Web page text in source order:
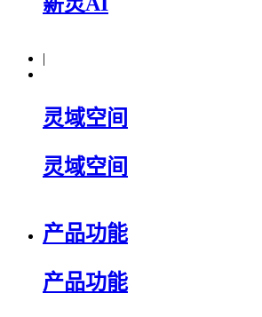
|
灵域空间
灵域空间
产品功能
产品功能